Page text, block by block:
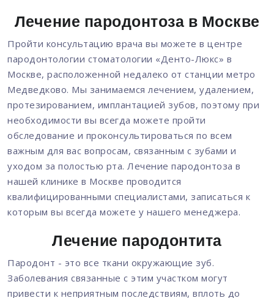
Лечение пародонтоза в Москве
Пройти консультацию врача вы можете в центре
пародонтологии стоматологии «Денто-Люкс» в
Москве, расположенной недалеко от станции метро
Медведково. Мы занимаемся лечением, удалением,
протезированием, имплантацией зубов, поэтому при
необходимости вы всегда можете пройти
обследование и проконсультироваться по всем
важным для вас вопросам, связанным с зубами и
уходом за полостью рта. Лечение пародонтоза в
нашей клинике в Москве проводится
квалифицированными специалистами, записаться к
которым вы всегда можете у нашего менеджера.
Лечение пародонтита
Пародонт - это все ткани окружающие зуб.
Заболевания связанные с этим участком могут
привести к неприятным последствиям, вплоть до